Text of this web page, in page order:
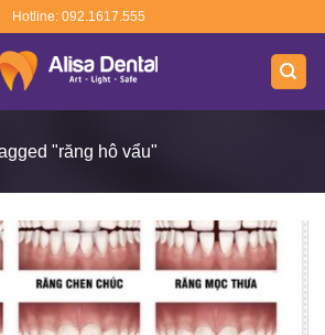
Hotline: 092.1617.555
"răng hô vẩu"